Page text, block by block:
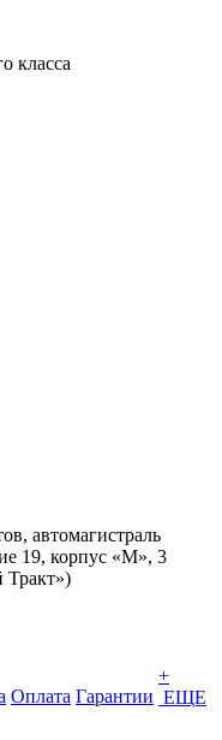
класса
автомагистраль
19, корпус «М», 3
Оплата Гарантии
+
ЕЩЕ